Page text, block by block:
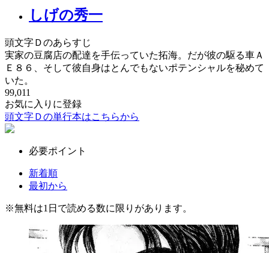
しげの秀一
頭文字Ｄのあらすじ
実家の豆腐店の配達を手伝っていた拓海。だが彼の駆る車Ａ
Ｅ８６、そして彼自身はとんでもないポテンシャルを秘めて
いた。
99,011
お気に入りに登録
頭文字Ｄの単行本はこちらから
必要ポイント
新着順
最初から
※無料は1日で読める数に限りがあります。